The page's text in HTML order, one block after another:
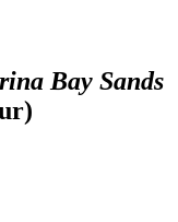
Bay Sands